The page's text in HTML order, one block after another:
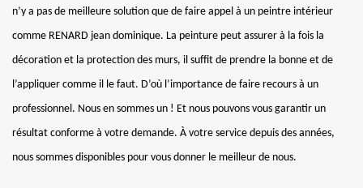
n’y a pas de meilleure solution que de faire appel à un peintre intérieur
comme RENARD jean dominique. La peinture peut assurer à la fois la
décoration et la protection des murs, il suffit de prendre la bonne et de
l’appliquer comme il le faut. D’où l’importance de faire recours à un
professionnel. Nous en sommes un ! Et nous pouvons vous garantir un
résultat conforme à votre demande. À votre service depuis des années,
nous sommes disponibles pour vous donner le meilleur de nous.